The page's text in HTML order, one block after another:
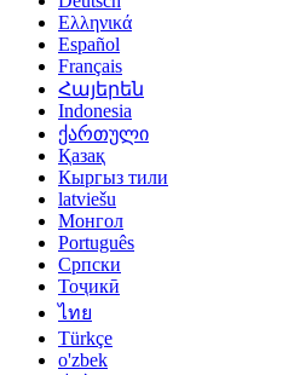
Ελληνικά
Español
Français
Հայերեն
Indonesia
ქართული
Қазақ
Кыргыз тили
latviešu
Монгол
Português
Српски
Тоҷикӣ
ไทย
Türkçe
o'zbek